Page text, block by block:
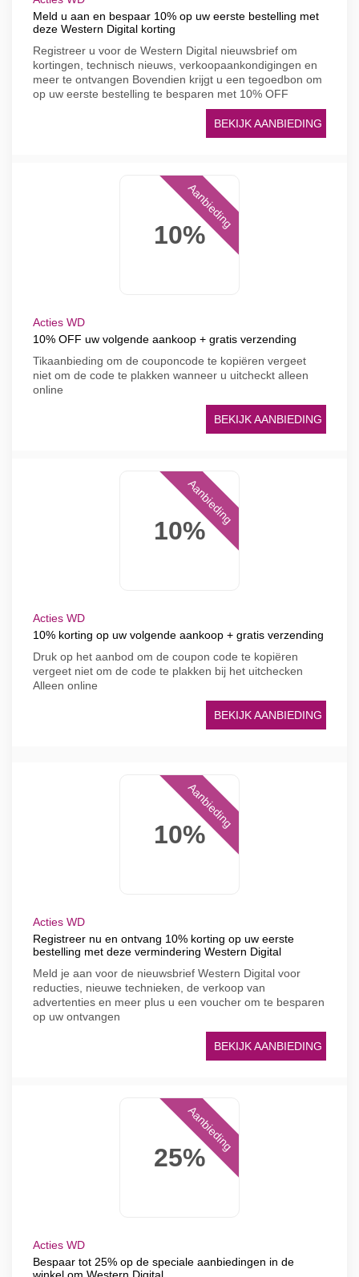
Meld u aan en bespaar 10% op uw eerste bestelling met
deze Western Digital korting
Registreer u voor de Western Digital nieuwsbrief om
kortingen, technisch nieuws, verkoopaankondigingen en
meer te ontvangen Bovendien krijgt u een tegoedbon om
op uw eerste bestelling te besparen met 10% OFF
BEKIJK AANBIEDING
10%
Aanbieding
Acties WD
10% OFF uw volgende aankoop + gratis verzending
Tikaanbieding om de couponcode te kopiëren vergeet
niet om de code te plakken wanneer u uitcheckt alleen
online
BEKIJK AANBIEDING
10%
Aanbieding
Acties WD
10% korting op uw volgende aankoop + gratis verzending
Druk op het aanbod om de coupon code te kopiëren
vergeet niet om de code te plakken bij het uitchecken
Alleen online
BEKIJK AANBIEDING
10%
Aanbieding
Acties WD
Registreer nu en ontvang 10% korting op uw eerste
bestelling met deze vermindering Western Digital
Meld je aan voor de nieuwsbrief Western Digital voor
reducties, nieuwe technieken, de verkoop van
advertenties en meer plus u een voucher om te besparen
op uw ontvangen
BEKIJK AANBIEDING
25%
Aanbieding
Acties WD
Bespaar tot 25% op de speciale aanbiedingen in de